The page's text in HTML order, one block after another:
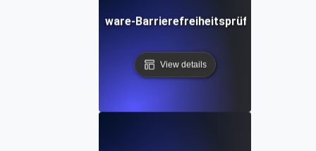
Software-Barrierefreiheitsprüfliste
View details